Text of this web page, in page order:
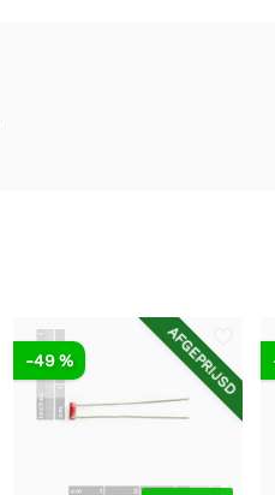
AFGEPRIJSD
-49 %